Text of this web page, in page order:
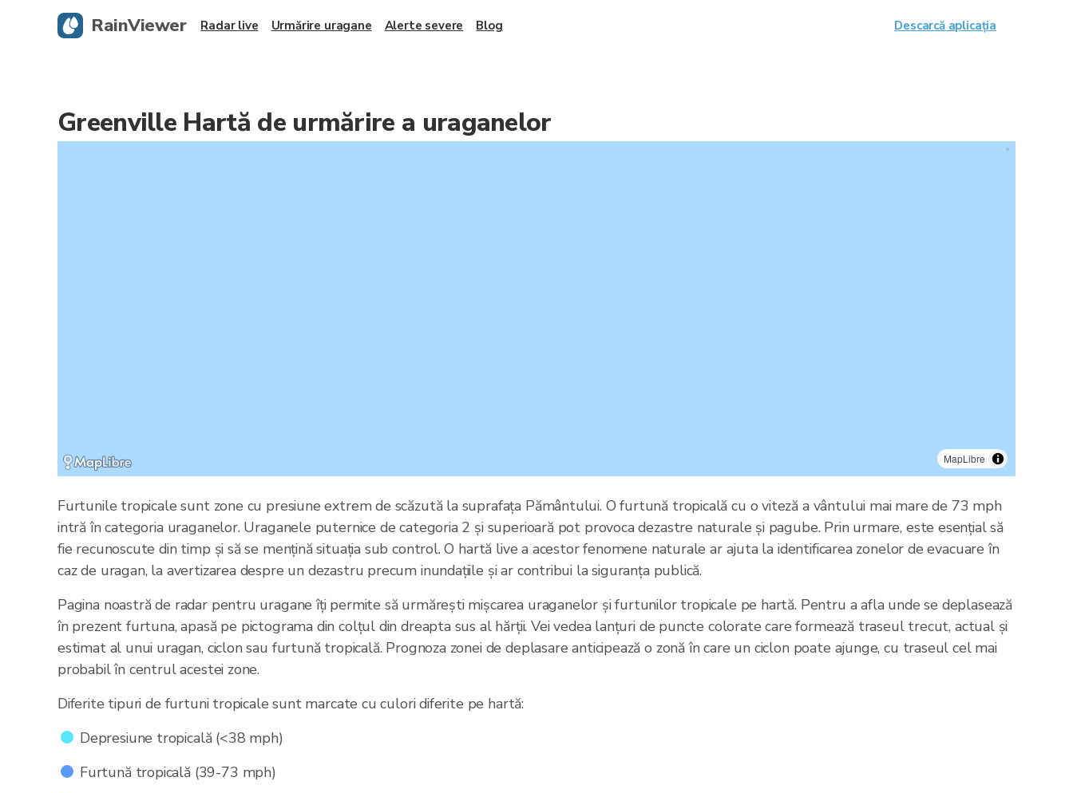
Greenville Hartă de urmărire a uraganelor
MapLibre
Furtunile tropicale sunt zone cu presiune extrem de scăzută la suprafața Pământului. O furtună tropicală cu o viteză a vântului mai mare de 73 mph
intră în categoria uraganelor. Uraganele puternice de categoria 2 și superioară pot provoca dezastre naturale și pagube. Prin urmare, este esențial să
fie recunoscute din timp și să se mențină situația sub control. O hartă live a acestor fenomene naturale ar ajuta la identificarea zonelor de evacuare în
caz de uragan, la avertizarea despre un dezastru precum inundațiile și ar contribui la siguranța publică.
Pagina noastră de radar pentru uragane îți permite să urmărești mișcarea uraganelor și furtunilor tropicale pe hartă. Pentru a afla unde se deplasează
în prezent furtuna, apasă pe pictograma din colțul din dreapta sus al hărții. Vei vedea lanțuri de puncte colorate care formează traseul trecut, actual și
estimat al unui uragan, ciclon sau furtună tropicală. Prognoza zonei de deplasare anticipează o zonă în care un ciclon poate ajunge, cu traseul cel mai
probabil în centrul acestei zone.
Diferite tipuri de furtuni tropicale sunt marcate cu culori diferite pe hartă:
Depresiune tropicală (<38 mph)
Furtună tropicală (39-73 mph)
RainViewer Radar live Urmărire uragane Alerte severe Blog Descarcă aplicația